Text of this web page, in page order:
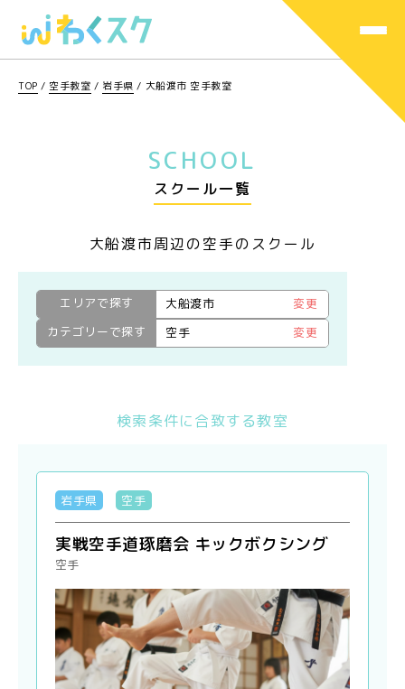
TOP / 空手教室 / 岩手県 / 大船渡市 空手教室
SCHOOL
スクール一覧
大船渡市周辺の空手のスクール
エリアで探す 大船渡市
変更
カテゴリーで探す
空手 変更
検索条件に合致する教室
岩手県 空手
実戦空手道琢磨会 キックボクシング
空手